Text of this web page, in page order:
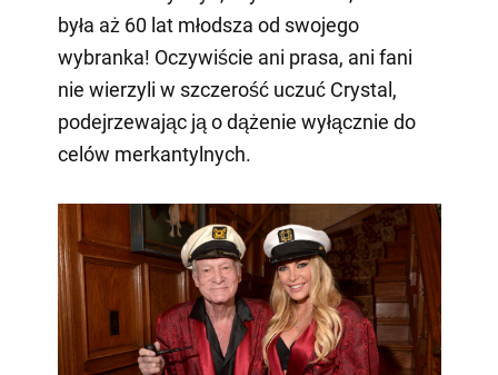
była aż 60 lat młodsza od swojego
wybranka! Oczywiście ani prasa, ani fani
nie wierzyli w szczerość uczuć Crystal,
podejrzewając ją o dążenie wyłącznie do
celów merkantylnych.